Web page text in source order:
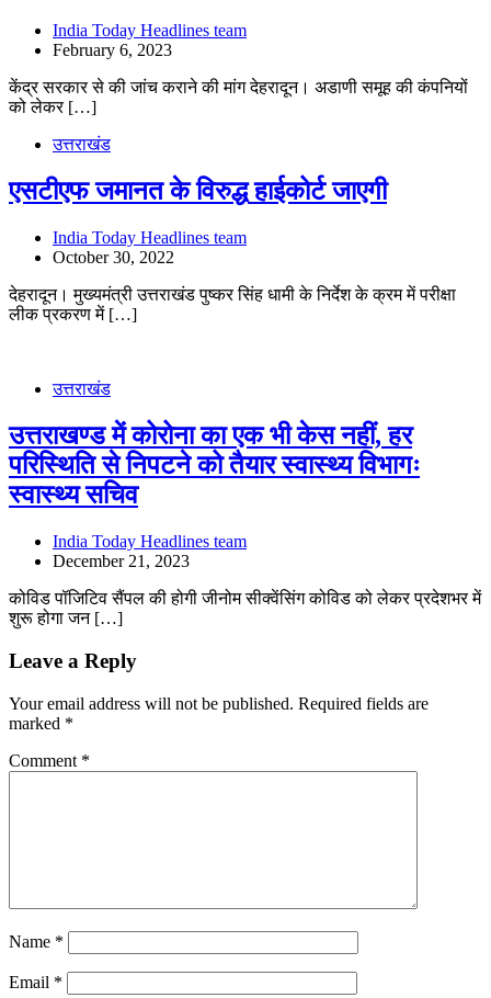
India Today Headlines team
February 6, 2023
केंद्र सरकार से की जांच कराने की मांग देहरादून। अडाणी समूह की कंपनियों
को लेकर […]
उत्तराखंड
एसटीएफ जमानत के विरुद्ध हाईकोर्ट जाएगी
India Today Headlines team
October 30, 2022
देहरादून। मुख्यमंत्री उत्तराखंड पुष्कर सिंह धामी के निर्देश के क्रम में परीक्षा
लीक प्रकरण में […]
उत्तराखंड
उत्तराखण्ड में कोरोना का एक भी केस नहीं, हर
परिस्थिति से निपटने को तैयार स्वास्थ्य विभागः
स्वास्थ्य सचिव
India Today Headlines team
December 21, 2023
कोविड पॉजिटिव सैंपल की होगी जीनोम सीक्वेंसिंग कोविड को लेकर प्रदेशभर में
शुरू होगा जन […]
Leave a Reply
Your email address will not be published. Required fields are
marked *
Comment *
Name *
Email *